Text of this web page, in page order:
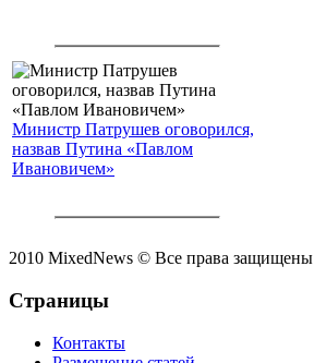
Министр Патрушев оговорился,
назвав Путина «Павлом
Ивановичем»
2010 MixedNews © Все права защищены
Страницы
Контакты